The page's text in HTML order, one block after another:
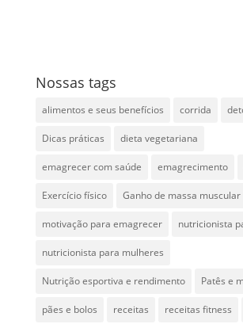
Nossas tags
alimentos e seus benefícios corrida
Dicas práticas dieta vegetariana
emagrecer com saúde emagrecimento
Exercício físico Ganho de massa muscular
motivação para emagrecer nutricionista
nutricionista para mulheres
Nutrição esportiva e rendimento Patês e
pães e bolos receitas receitas fitness